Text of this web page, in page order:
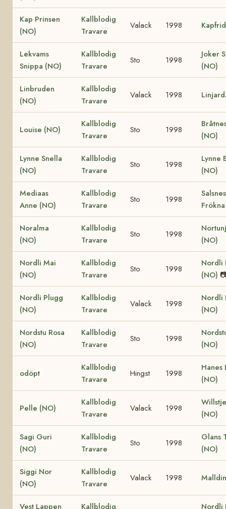
Kap Prinsen
(NO)
Kallblodig
Travare
Valack 1998
Lekvams
Snippa (NO)
Kallblodig
Travare
Sto 1998
Joker
(NO)
Linbruden
(NO)
Kallblodig
Travare
Valack 1998
Louise (NO)
Kallblodig
Travare
Sto 1998
(NO)
Lynne Snella
(NO)
Kallblodig
Travare
Sto 1998
Lynne
(NO)
Mediaas
Anne (NO)
Kallblodig
Travare
Sto 1998
Salsnes
Noralma
(NO)
Kallblodig
Travare
Sto 1998
(NO)
Nordli Mai
(NO)
Kallblodig
Travare
Sto 1998
Nordli
(NO)
Nordli Plugg
(NO)
Kallblodig
Travare
Valack 1998
Nordli
(NO)
Nordstu Rosa
(NO)
Kallblodig
Travare
Sto 1998
(NO)
odöpt
Kallblodig
Travare
Hingst 1998
Hanes
(NO)
Pelle (NO)
Kallblodig
Travare
Valack 1998
(NO)
Sagi Guri
(NO)
Kallblodig
Travare
Sto 1998
Glans
(NO)
Siggi Nor
(NO)
Kallblodig
Travare
Valack 1998
Vest Lappen
Kallblodig
Nordli